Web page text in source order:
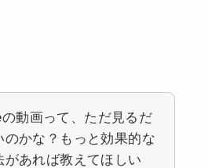
の動画って、ただ見るだ
のかな？もっと効果的な
があれば教えてほしい